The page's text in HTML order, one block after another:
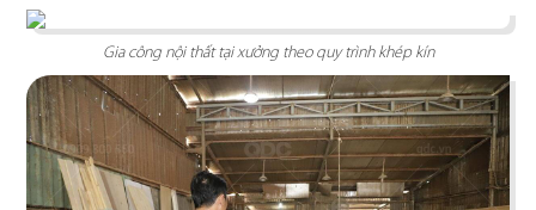
Chi tiết
Gia công nội thất tại xưởng theo quy trình khép kín